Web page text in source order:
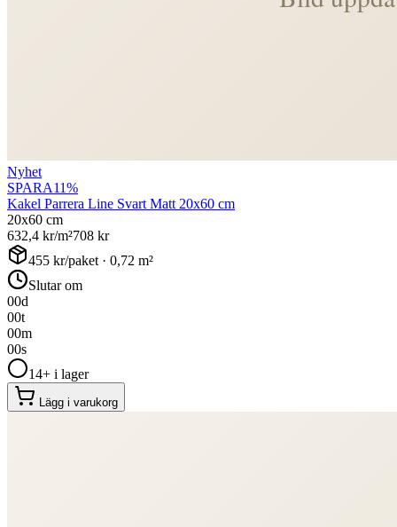
Nyhet
SPARA11%
Kakel Parrera Line Svart Matt 20x60 cm
20x60 cm
632,4 kr/m²708 kr
455 kr/paket · 0,72 m²
Slutar om
00d
00t
00m
00s
14+ i lager
Lägg i varukorg